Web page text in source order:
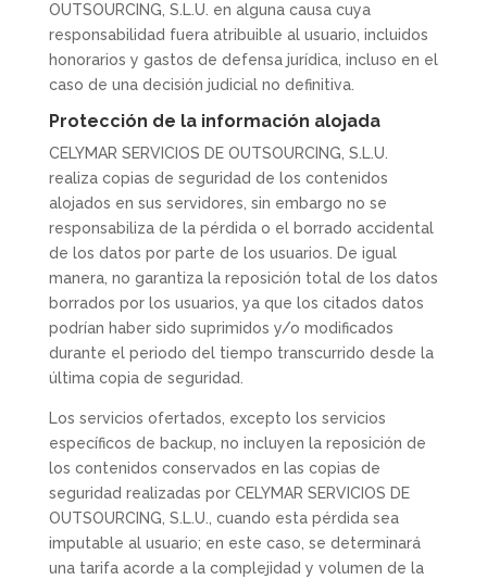
OUTSOURCING, S.L.U. en alguna causa cuya
responsabilidad fuera atribuible al usuario, incluidos
honorarios y gastos de defensa jurídica, incluso en el
caso de una decisión judicial no definitiva.
Protección de la información alojada
CELYMAR SERVICIOS DE OUTSOURCING, S.L.U.
realiza copias de seguridad de los contenidos
alojados en sus servidores, sin embargo no se
responsabiliza de la pérdida o el borrado accidental
de los datos por parte de los usuarios. De igual
manera, no garantiza la reposición total de los datos
borrados por los usuarios, ya que los citados datos
podrían haber sido suprimidos y/o modificados
durante el periodo del tiempo transcurrido desde la
última copia de seguridad.
Los servicios ofertados, excepto los servicios
específicos de backup, no incluyen la reposición de
los contenidos conservados en las copias de
seguridad realizadas por CELYMAR SERVICIOS DE
OUTSOURCING, S.L.U., cuando esta pérdida sea
imputable al usuario; en este caso, se determinará
una tarifa acorde a la complejidad y volumen de la